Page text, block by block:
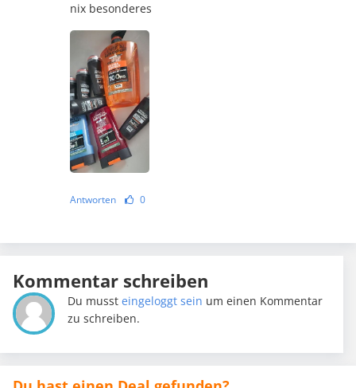
nix besonderes
Antworten 0
Kommentar schreiben
Du mussteingeloggt sein um einen Kommentar
zu schreiben.